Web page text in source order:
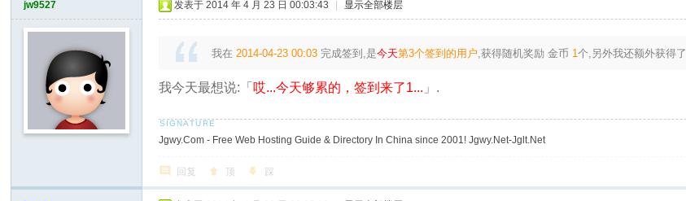
jw9527 发表于 2014 年 4 月 23 日 00:03:43 显示全部楼层
我在 2014-04-23 00:03 完成签到,是今天第3个签到的用户,获得随机奖励金币 1个,另外我还额外获得了
我今天最想说:「 哎...今天够累的，签到来了1... 」.
Jgwy.Com - Free Web Hosting Guide & Directory In China since 2001! Jgwy.Net-Jglt.Net
回复 顶 踩